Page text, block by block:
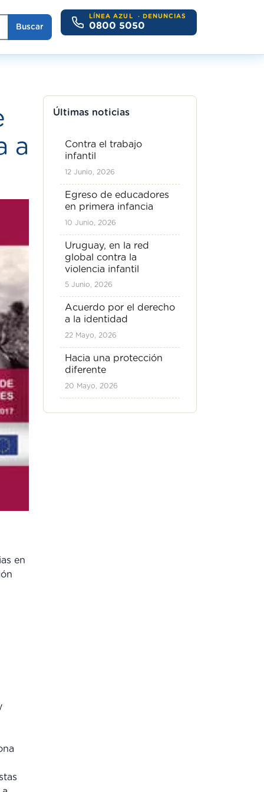
Buscar
LÍNEA AZUL · DENUNCIAS
0800 5050
a
en
Últimas noticias
Contra el trabajo
infantil
12 Junio, 2026
Egreso de educadores
en primera infancia
10 Junio, 2026
Uruguay, en la red
global contra la
violencia infantil
5 Junio, 2026
Acuerdo por el derecho
a la identidad
22 Mayo, 2026
Hacia una protección
diferente
20 Mayo, 2026